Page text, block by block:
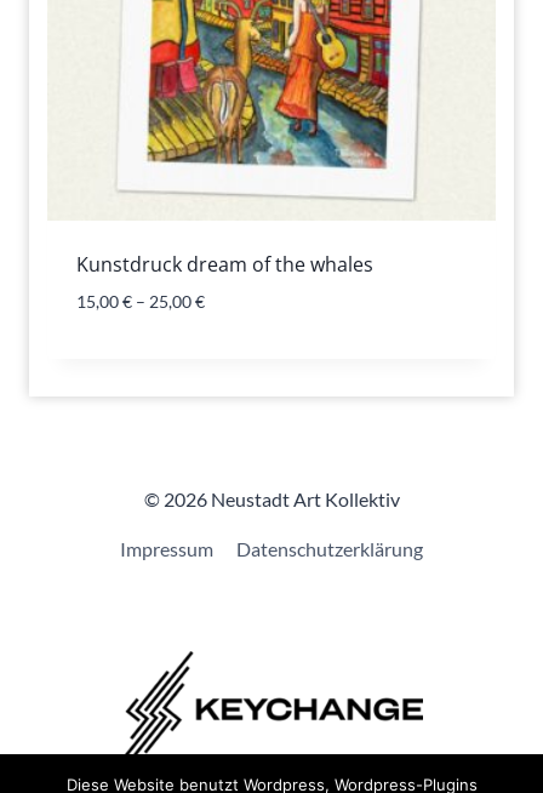
Kunstdruck dream of the whales
15,00€ – 25,00€
© 2026 Neustadt Art Kollektiv
Impressum Datenschutzerklärung
Diese Website benutzt Wordpress, Wordpress-Plugins